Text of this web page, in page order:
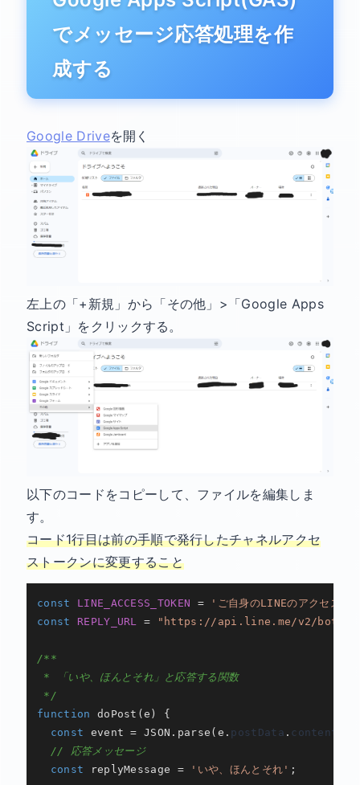
でメッセージ応答処理を作
成する
Google Driveを開く
左上の「+新規」から「その他」>「Google Apps
Script」をクリックする。
以下のコードをコピーして、ファイルを編集しま
す。
コード1行目は前の手順で発行したチャネルアクセ
ストークンに変更すること
const LINE_ACCESS_TOKEN =
'ご自身のLINEのアクセスト
const
REPLY_URL = "https://api.line.me/v2/bot/
/**
* 「いや、ほんとそれ」と応答する関数
*/
function
doPost (e ) {
const event = JSON . parse (e. postData . contents
// 応答メッセージ
const replyMessage = 'いや、ほんとそれ' ;